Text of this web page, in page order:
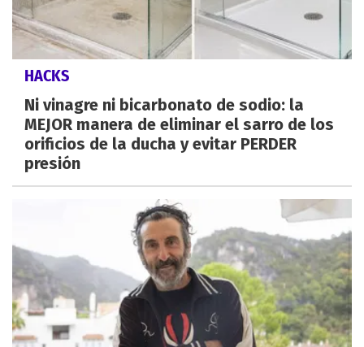
HACKS
Ni vinagre ni bicarbonato de sodio: la
MEJOR manera de eliminar el sarro de los
orificios de la ducha y evitar PERDER
presión